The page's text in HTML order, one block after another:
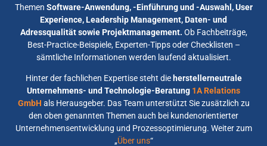
Themen Software-Anwendung, -Einführung und -Auswahl, User
Experience, Leadership Management, Daten- und
Adressqualität sowie Projektmanagement. Ob Fachbeiträge,
Best-Practice-Beispiele, Experten-Tipps oder Checklisten –
sämtliche Informationen werden laufend aktualisiert.
Hinter der fachlichen Expertise steht die herstellerneutrale
Unternehmens- und Technologie-Beratung 1A Relations
GmbH als Herausgeber. Das Team unterstützt Sie zusätzlich zu
den oben genannten Themen auch bei kundenorientierter
Unternehmensentwicklung und Prozessoptimierung. Weiter zum
„Über uns“